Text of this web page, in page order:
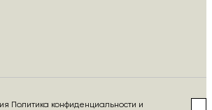
Политика конфиденциальности и